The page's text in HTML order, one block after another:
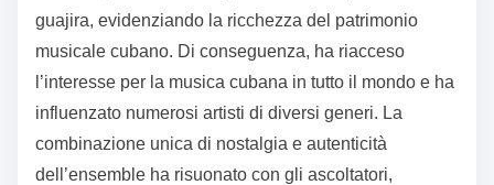
guajira, evidenziando la ricchezza del patrimonio
musicale cubano. Di conseguenza, ha riacceso
l’interesse per la musica cubana in tutto il mondo e ha
influenzato numerosi artisti di diversi generi. La
combinazione unica di nostalgia e autenticità
dell’ensemble ha risuonato con gli ascoltatori,